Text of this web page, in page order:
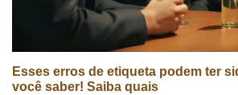
Esses erros de etiqueta podem ter
você saber! Saiba quais